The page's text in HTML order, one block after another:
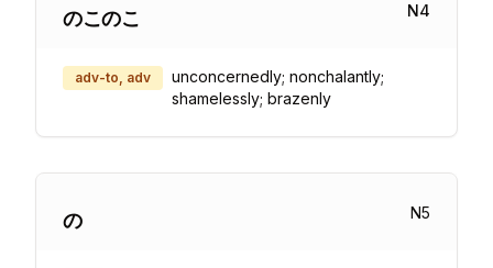
のこのこ N4
adv-to, adv
unconcernedly; nonchalantly;
shamelessly; brazenly
の N5